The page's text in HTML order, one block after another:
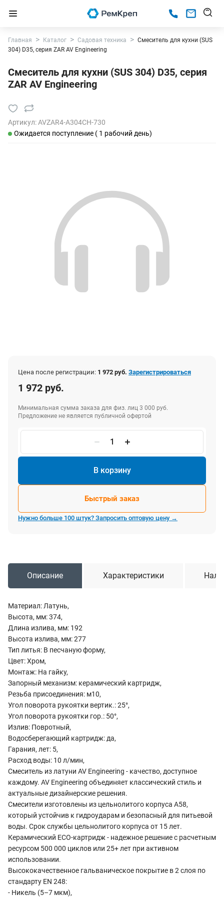
Главная Каталог Садовая техника
Смеситель для кухни (SUS
304) D35, серия ZAR AV Engineering
Смеситель для кухни (SUS 304) D35, серия
ZAR AV Engineering
Артикул:AVZAR4-A304CH-730
Ожидается поступление ( 1 рабочий день)
Цена после регистрации: 1 972 руб. Зарегистрироваться
1 972 руб.
Минимальная сумма заказа для физ. лиц 3 000 руб.
Предложение не является публичной офертой
В корзину
Быстрый заказ
Нужно больше 100 штук? Запросить оптовую цену →
Описание Характеристики
Материал: Латунь,
Высота, мм: 374,
Длина излива, мм: 192
Высота излива, мм: 277
Тип литья: В песчаную форму,
Цвет: Хром,
Монтаж: На гайку,
Запорный механизм: керамический картридж,
Резьба присоединения: м10,
Угол поворота рукоятки вертик.: 25°,
Угол поворота рукоятки гор.: 50°,
Излив: Повротный,
Водосберегающий картридж: да,
Гарания, лет: 5,
Расход воды: 10 л/мин,
Смеситель из латуни AV Engineering - качество, доступное
каждому. AV Engineering объединяет классический стиль и
актуальные дизайнерские решения.
Смесители изготовлены из цельнолитого корпуса A58,
который устойчив к гидроударам и безопасный для питьевой
воды. Срок службы цельнолитого корпуса от 15 лет.
Керамический ECO-картридж - надежное решение с расчетным
ресурсом 500 000 циклов или 25+ лет при активном
использовании.
Высококачественное гальваническое покрытие в 2 слоя по
стандарту EN 248:
- Никель (5–7 мкм),